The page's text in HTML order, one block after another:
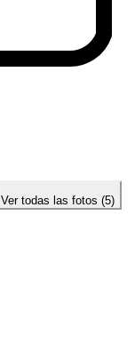
Ver todas las fotos (5)